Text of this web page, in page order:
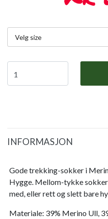
Velg size
INFORMASJON
Gode trekking-sokker i
Hygge. Mellom-tykke
med, eller rett og slett bare
Materiale: 39% Merino Ull,